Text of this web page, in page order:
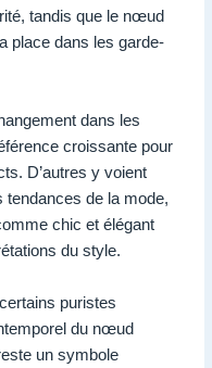
tandis que le nœud
place dans les garde-
dans les
croissante pour
D’autres y voient
tendances de la mode,
chic et élégant
du style.
puristes
du nœud
un symbole